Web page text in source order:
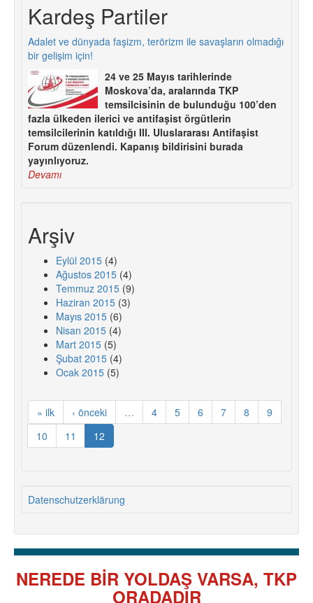
Kardeş Partiler
Adalet ve dünyada faşizm, terörizm ile savaşların olmadığı
bir gelişim için!
24 ve 25 Mayıs tarihlerinde
Moskova’da, aralarında TKP
temsilcisinin de bulunduğu 100’den
fazla ülkeden ilerici ve antifaşist örgütlerin
temsilcilerinin katıldığı III. Uluslararası Antifaşist
Forum düzenlendi. Kapanış bildirisini burada
yayınlıyoruz.
Devamı
Arşiv
Eylül 2015 (4)
Ağustos 2015 (4)
Temmuz 2015 (9)
Haziran 2015 (3)
Mayıs 2015 (6)
Nisan 2015 (4)
Mart 2015 (5)
Şubat 2015 (4)
Ocak 2015 (5)
« ilk ‹ önceki … 4 5 6 7 8
9
10
11 12
Datenschutzerklärung
NEREDE BİR YOLDAŞ VARSA, TKP
ORADADIR